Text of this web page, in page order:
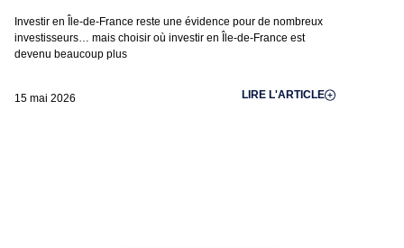
Investir en Île-de-France reste une évidence pour de nombreux
investisseurs… mais choisir où investir en Île-de-France est
devenu beaucoup plus
15 mai 2026 LIRE L'ARTICLE